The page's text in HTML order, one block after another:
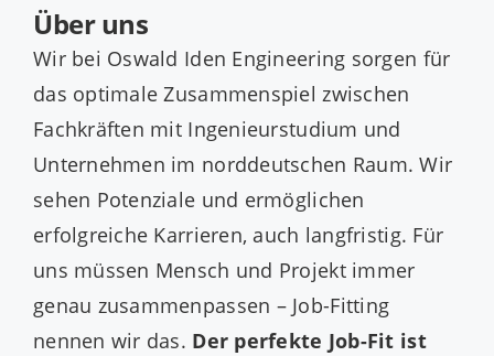
Über uns
Wir bei Oswald Iden Engineering sorgen für
das optimale Zusammenspiel zwischen
Fachkräften mit Ingenieurstudium und
Unternehmen im norddeutschen Raum. Wir
sehen Potenziale und ermöglichen
erfolgreiche Karrieren, auch langfristig. Für
uns müssen Mensch und Projekt immer
genau zusammenpassen – Job-Fitting
nennen wir das. Der perfekte Job-Fit ist